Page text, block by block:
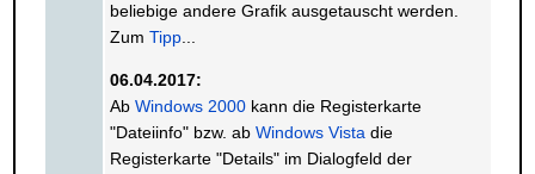
beliebige andere Grafik ausgetauscht werden.
Zum Tipp...
06.04.2017:
Ab Windows 2000kann die Registerkarte
"Dateiinfo" bzw. ab Windows Vista die
Registerkarte "Details" im Dialogfeld der